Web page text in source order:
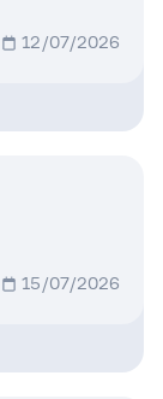
12/07/2026
15/07/2026